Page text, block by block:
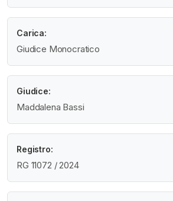
Carica:
Giudice Monocratico
Giudice:
Maddalena Bassi
Registro:
RG 11072 / 2024